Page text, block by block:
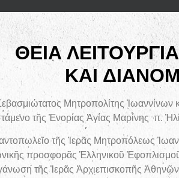
ΘΕΙΑ
ΚΑΙ
Μητροπολίτης Ἰωαννίνων
τῆς Ἐνορίας Ἁγίας Μαρίνης π.
τῆς Ἱερᾶς Μητροπόλεως
προσφορᾶς Ἑλληνικοῦ
τῆς Ἱερᾶς Ἀρχιεπισκοπῆς